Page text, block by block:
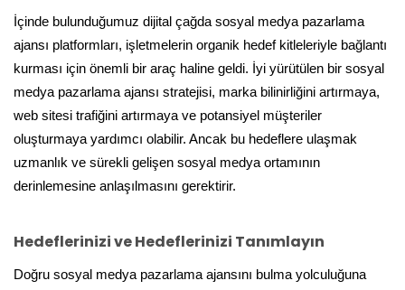
İçinde bulunduğumuz dijital çağda sosyal medya pazarlama
ajansı platformları, işletmelerin organik hedef kitleleriyle bağlantı
kurması için önemli bir araç haline geldi. İyi yürütülen bir sosyal
medya pazarlama ajansı stratejisi, marka bilinirliğini artırmaya,
web sitesi trafiğini artırmaya ve potansiyel müşteriler
oluşturmaya yardımcı olabilir. Ancak bu hedeflere ulaşmak
uzmanlık ve sürekli gelişen sosyal medya ortamının
derinlemesine anlaşılmasını gerektirir.
Hedeflerinizi ve Hedeflerinizi Tanımlayın
Doğru sosyal medya pazarlama ajansını bulma yolculuğuna